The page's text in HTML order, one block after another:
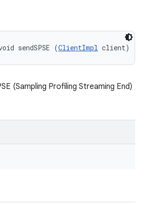
sendSPSE (ClientImpl client)
(Sampling Profiling Streaming End)